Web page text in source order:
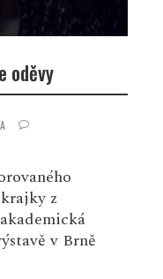
oděvy
z
v Brně